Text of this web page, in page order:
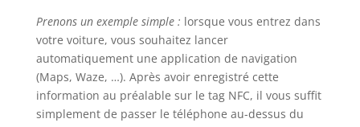
Prenons un exemple simple : lorsque vous entrez dans
votre voiture, vous souhaitez lancer
automatiquement une application de navigation
(Maps, Waze, …). Après avoir enregistré cette
information au préalable sur le tag NFC, il vous suffit
simplement de passer le téléphone au-dessus du